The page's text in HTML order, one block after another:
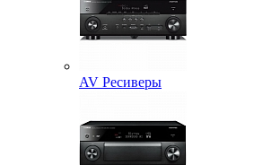
AV Ресиверы